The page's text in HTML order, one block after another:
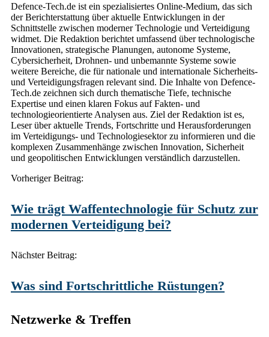
Defence-Tech.de ist ein spezialisiertes Online-Medium, das sich
der Berichterstattung über aktuelle Entwicklungen in der
Schnittstelle zwischen moderner Technologie und Verteidigung
widmet. Die Redaktion berichtet umfassend über technologische
Innovationen, strategische Planungen, autonome Systeme,
Cybersicherheit, Drohnen- und unbemannte Systeme sowie
weitere Bereiche, die für nationale und internationale Sicherheits-
und Verteidigungsfragen relevant sind. Die Inhalte von Defence-
Tech.de zeichnen sich durch thematische Tiefe, technische
Expertise und einen klaren Fokus auf Fakten- und
technologieorientierte Analysen aus. Ziel der Redaktion ist es,
Leser über aktuelle Trends, Fortschritte und Herausforderungen
im Verteidigungs- und Technologiesektor zu informieren und die
komplexen Zusammenhänge zwischen Innovation, Sicherheit
und geopolitischen Entwicklungen verständlich darzustellen.
Post
Vorheriger Beitrag:
Wie trägt Waffentechnologie für Schutz zur
modernen Verteidigung bei?
Nächster Beitrag:
Was sind Fortschrittliche Rüstungen?
Netzwerke & Treffen